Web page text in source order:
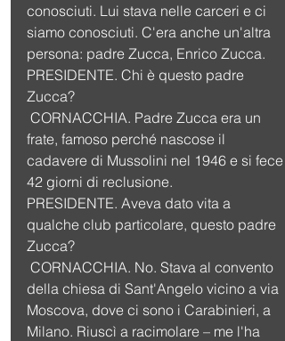
conosciuti. Lui stava nelle carceri e ci
siamo conosciuti. C'era anche un'altra
persona: padre Zucca, Enrico Zucca.
PRESIDENTE. Chi è questo padre
Zucca?
frate, famoso perché nascose il
cadavere di Mussolini nel 1946 e si fece
42 giorni di reclusione.
PRESIDENTE. Aveva dato vita a
qualche club particolare, questo padre
Zucca?
della chiesa di Sant'Angelo vicino a via
Moscova, dove ci sono i Carabinieri, a
Milano. Riuscì a racimolare – me l'ha